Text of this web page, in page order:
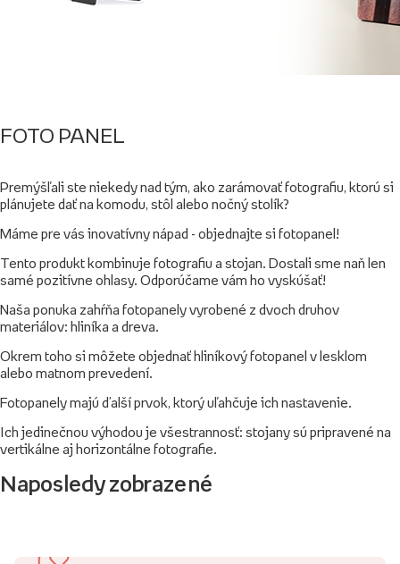
FOTO PANEL
Premýšľali ste niekedy nad tým, ako zarámovať fotografiu, ktorú si
plánujete dať na komodu, stôl alebo nočný stolík?
Máme pre vás inovatívny nápad - objednajte si fotopanel!
Tento produkt kombinuje fotografiu a stojan. Dostali sme naň len
samé pozitívne ohlasy. Odporúčame vám ho vyskúšať!
Naša ponuka zahŕňa fotopanely vyrobené z dvoch druhov
materiálov: hliníka a dreva.
Okrem toho si môžete objednať hliníkový fotopanel v lesklom
alebo matnom prevedení.
Fotopanely majú ďalší prvok, ktorý uľahčuje ich nastavenie.
Ich jedinečnou výhodou je všestrannosť: stojany sú pripravené na
vertikálne aj horizontálne fotografie.
Naposledy zobrazené